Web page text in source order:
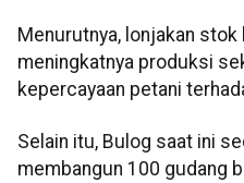
Menurutnya, lonjakan
meningkatnya produksi
kepercayaan petani
Selain itu, Bulog saat ini
membangun 100 gudang